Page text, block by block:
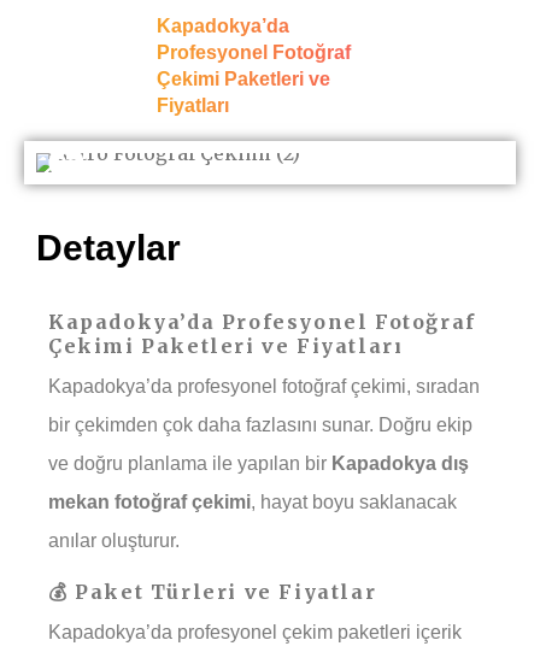
Kapadokya’da
Profesyonel Fotoğraf
Çekimi Paketleri ve
Fiyatları
Detaylar
Kapadokya’da Profesyonel Fotoğraf
Çekimi Paketleri ve Fiyatları
Kapadokya’da profesyonel fotoğraf çekimi, sıradan
bir çekimden çok daha fazlasını sunar. Doğru ekip
ve doğru planlama ile yapılan bir Kapadokya dış
mekan fotoğraf çekimi, hayat boyu saklanacak
anılar oluşturur.
💰 Paket Türleri ve Fiyatlar
Kapadokya’da profesyonel çekim paketleri içerik